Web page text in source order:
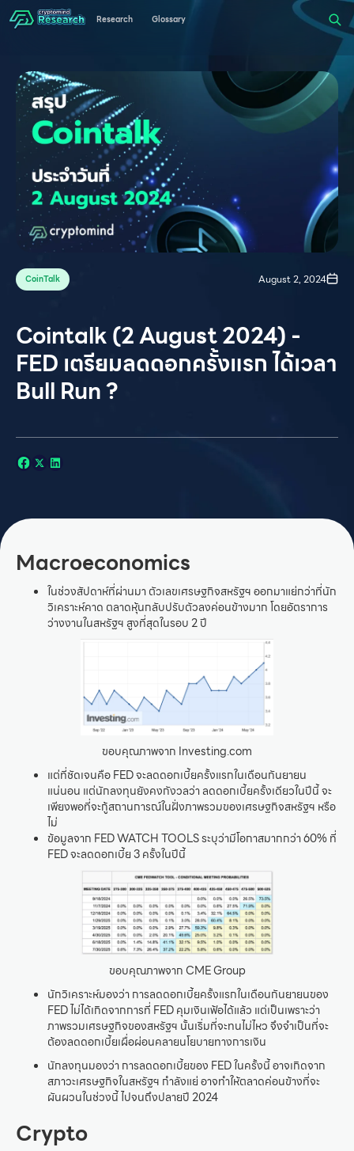
Research Glossary
CoinTalk August 2, 2024
Cointalk (2 August 2024) -
FED เตรียมลดดอกครั้งแรก ได้เวลา
Bull Run ?
Macroeconomics
ในช่วงสัปดาห์ที่ผ่านมา ตัวเลขเศรษฐกิจสหรัฐฯ ออกมาแย่กว่าที่นัก
วิเคราะห์คาด ตลาดหุ้นกลับปรับตัวลงค่อนข้างมาก โดยอัตราการ
ว่างงานในสหรัฐฯ สูงที่สุดในรอบ 2 ปี
ขอบคุณภาพจาก Investing.com
แต่ที่ชัดเจนคือ FED จะลดดอกเบี้ยครั้งแรกในเดือนกันยายน
แน่นอน แต่นักลงทุนยังคงกังวลว่า ลดดอกเบี้ยครั้งเดียวในปีนี้ จะ
เพียงพอที่จะกู้สถานการณ์ในฝั่งภาพรวมของเศรษฐกิจสหรัฐฯ หรือ
ไม่
ข้อมูลจาก FED WATCH TOOLS ระบุว่ามีโอกาสมากกว่า 60% ที่
FED จะลดดอกเบี้ย 3 ครั้งในปีนี้
ขอบคุณภาพจาก CME Group
นักวิเคราะห์มองว่า การลดดอกเบี้ยครั้งแรกในเดือนกันยายนของ
FED ไม่ได้เกิดจากการที่ FED คุมเงินเฟ้อได้แล้ว แต่เป็นเพราะว่า
ภาพรวมเศรษฐกิจของสหรัฐฯ นั้นเริ่มที่จะทนไม่ไหว จึงจำเป็นที่จะ
ต้องลดดอกเบี้ยเผื่อผ่อนคลายนโยบายทางการเงิน
นักลงทุนมองว่า การลดดอกเบี้ยของ FED ในครั้งนี้ อาจเกิดจาก
สภาวะเศรษฐกิจในสหรัฐฯ กำลังแย่ อาจทำให้ตลาดค่อนข้างที่จะ
ผันผวนในช่วงนี้ ไปจนถึงปลายปี 2024
Crypto